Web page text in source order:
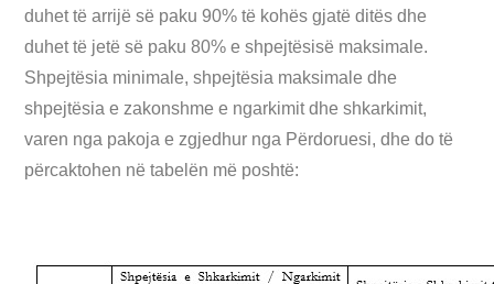
duhet të arrijë së paku 90% të kohës gjatë ditës dhe
duhet të jetë së paku 80% e shpejtësisë maksimale.
Shpejtësia minimale, shpejtësia maksimale dhe
shpejtësia e zakonshme e ngarkimit dhe shkarkimit,
varen nga pakoja e zgjedhur nga Përdoruesi, dhe do të
përcaktohen në tabelën më poshtë: